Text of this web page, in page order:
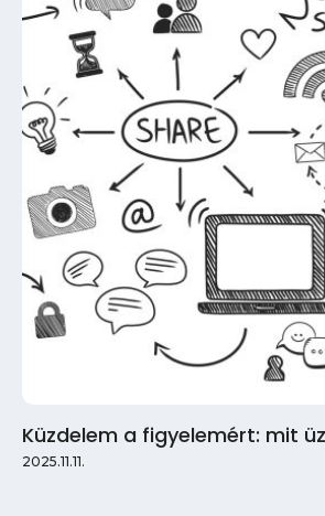
Küzdelem a figyelemért: mit
2025.11.11.